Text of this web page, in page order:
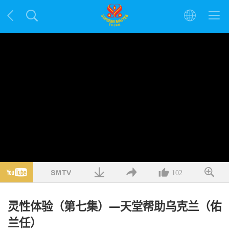
102
灵性体验（第七集）—天堂帮助乌克兰（佑
兰任）